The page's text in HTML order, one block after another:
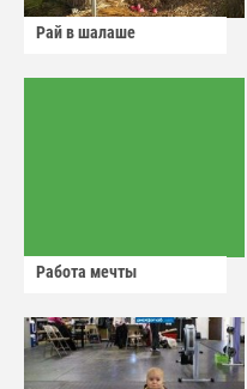
Рай в шалаше
Работа мечты